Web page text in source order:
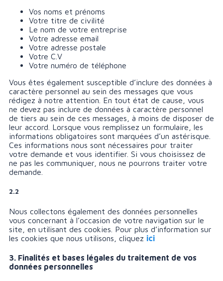
Vos noms et prénoms
Votre titre de civilité
Le nom de votre entreprise
Votre adresse email
Votre adresse postale
Votre C.V
Votre numéro de téléphone
Vous êtes également susceptible d’inclure des données à
caractère personnel au sein des messages que vous
rédigez à notre attention. En tout état de cause, vous
ne devez pas inclure de données à caractère personnel
de tiers au sein de ces messages, à moins de disposer de
leur accord. Lorsque vous remplissez un formulaire, les
informations obligatoires sont marquées d’un astérisque.
Ces informations nous sont nécessaires pour traiter
votre demande et vous identifier. Si vous choisissez de
ne pas les communiquer, nous ne pourrons traiter votre
demande.
2.2
Nous collectons également des données personnelles
vous concernant à l’occasion de votre navigation sur le
site, en utilisant des cookies. Pour plus d’information sur
les cookies que nous utilisons, cliquez ici
3. Finalités et bases légales du traitement de vos
données personnelles